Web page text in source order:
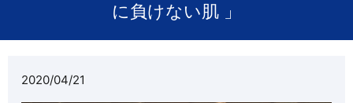
に負けない肌 」️
2020/04/21